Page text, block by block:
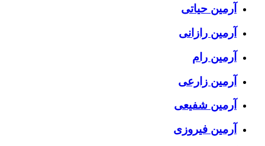
آرمین حیاتی
آرمین رازانی
آرمین رام
آرمین زارعی
آرمین شفیعی
آرمین فیروزی